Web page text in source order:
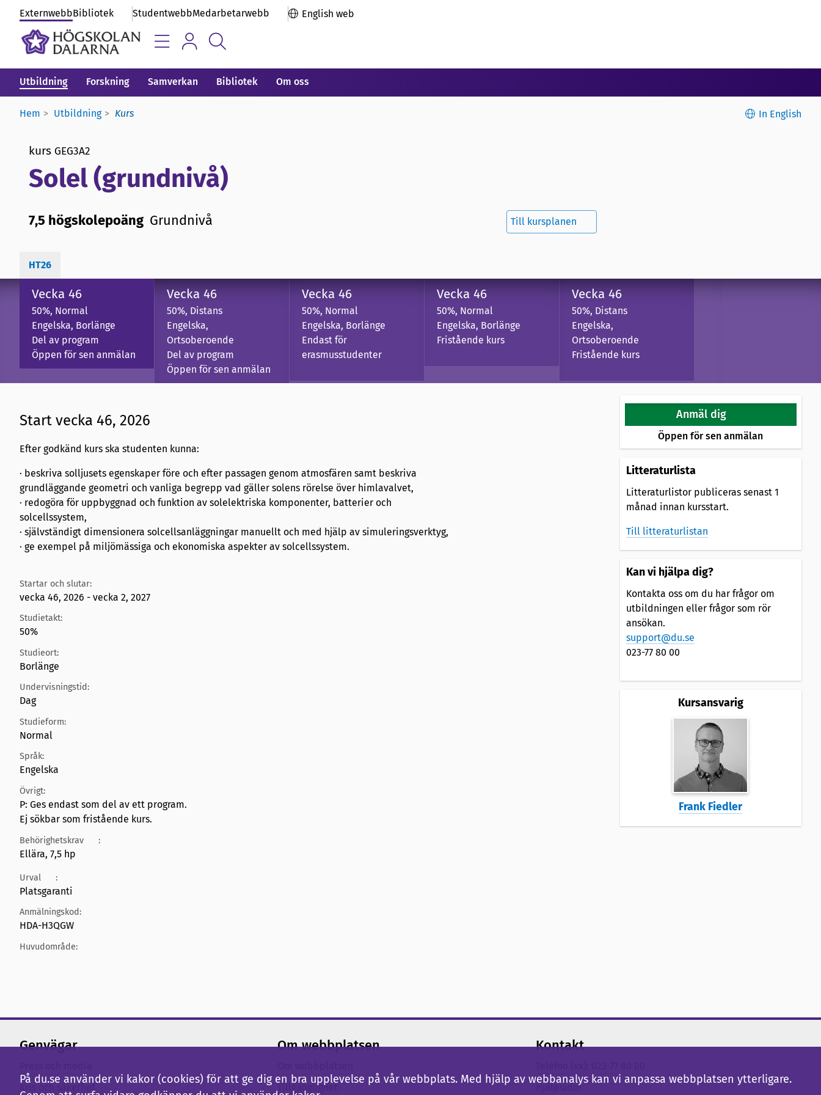
ExternwebbBibliotek StudentwebbMedarbetarwebb English web
Utbildning Forskning Samverkan Bibliotek Om oss
Hem Utbildning Kurs In English
kurs GEG3A2
Solel (grundnivå)
7,5 högskolepoäng Grundnivå Till kursplanen
HT26
Vecka 46
50%, Normal
Engelska, Borlänge
Del av program
Öppen för sen anmälan
Vecka 46
50%, Distans
Engelska,
Ortsoberoende
Del av program
Öppen för sen anmälan
Vecka 46
50%, Normal
Engelska, Borlänge
Endast för
erasmusstudenter
Vecka 46
50%, Normal
Engelska, Borlänge
Fristående kurs
Vecka 46
50%, Distans
Engelska,
Ortsoberoende
Fristående kurs
Start vecka 46, 2026
Efter godkänd kurs ska studenten kunna:
· beskriva solljusets egenskaper före och efter passagen genom atmosfären samt beskriva
grundläggande geometri och vanliga begrepp vad gäller solens rörelse över himlavalvet,
· redogöra för uppbyggnad och funktion av solelektriska komponenter, batterier och
solcellssystem,
· självständigt dimensionera solcellsanläggningar manuellt och med hjälp av simuleringsverktyg,
· ge exempel på miljömässiga och ekonomiska aspekter av solcellssystem.
Startar och slutar:
vecka 46, 2026 - vecka 2, 2027
Studietakt:
50%
Studieort:
Borlänge
Undervisningstid:
Dag
Studieform:
Normal
Språk:
Engelska
Övrigt:
P: Ges endast som del av ett program.
Ej sökbar som fristående kurs.
Behörighetskrav :
Ellära, 7,5 hp
Urval :
Platsgaranti
Anmälningskod:
HDA-H3QGW
Huvudområde:
Anmäl dig
Öppen för sen anmälan
Litteraturlista
Litteraturlistor publiceras senast 1
månad innan kursstart.
Till litteraturlistan
Kan vi hjälpa dig?
Kontakta oss om du har frågor om
utbildningen eller frågor som rör
ansökan.
support@du.se
023-77 80 00
Kursansvarig
Frank Fiedler
Genvägar Om webbplatsen
Tillgänglighet
Kontakt
Hjälpsidor
På du.se använder vi kakor (cookies) för att ge dig en bra upplevelse på vår webbplats. Med hjälp av webbanalys kan vi anpassa webbplatsen ytterligare.